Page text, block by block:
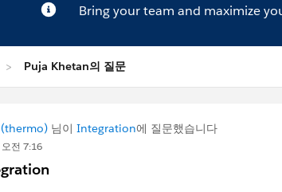
Bring your team and maximize
Puja Khetan의 질문
님이 Integration에 질문했습니다
전 7:16